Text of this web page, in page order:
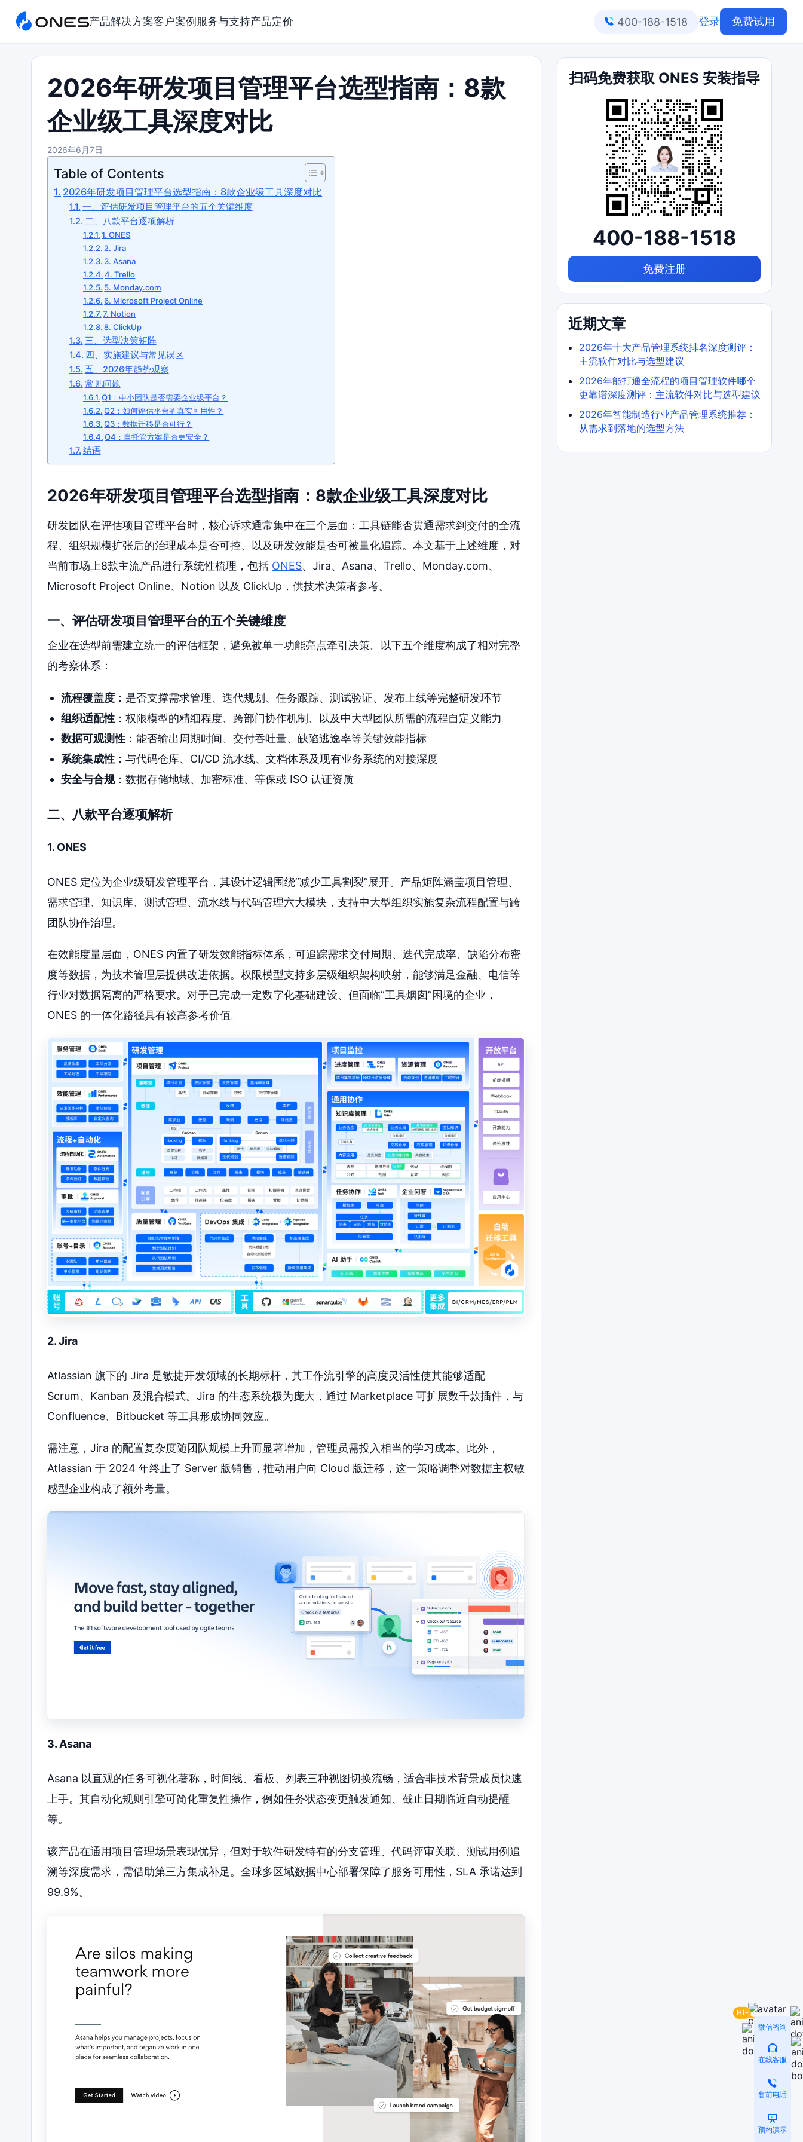
产品解决方案客户案例 服务与支持产品定价 400-188-1518 登录 免费试用
2026年研发项目管理平台选型指南：8款
企业级工具深度对比
2026年6月7日
Table of Contents
2026年研发项目管理平台选型指南：8款企业级工具深度对比
一、评估研发项目管理平台的五个关键维度
二、八款平台逐项解析
1. ONES
2. Jira
3. Asana
4. Trello
5. Monday.com
6. Microsoft Project Online
7. Notion
8. ClickUp
三、选型决策矩阵
四、实施建议与常见误区
五、2026年趋势观察
常见问题
Q1：中小团队是否需要企业级平台？
Q2：如何评估平台的真实可用性？
Q3：数据迁移是否可行？
Q4：自托管方案是否更安全？
结语
2026年研发项目管理平台选型指南：8款企业级工具深度对比
研发团队在评估项目管理平台时，核心诉求通常集中在三个层面：工具链能否贯通需求到交付的全流
程、组织规模扩张后的治理成本是否可控、以及研发效能是否可被量化追踪。本文基于上述维度，对
当前市场上8款主流产品进行系统性梳理，包括 ONES、Jira、Asana、Trello、Monday.com、
Microsoft Project Online、Notion 以及 ClickUp，供技术决策者参考。
一、评估研发项目管理平台的五个关键维度
企业在选型前需建立统一的评估框架，避免被单一功能亮点牵引决策。以下五个维度构成了相对完整
的考察体系：
流程覆盖度：是否支撑需求管理、迭代规划、任务跟踪、测试验证、发布上线等完整研发环节
组织适配性：权限模型的精细程度、跨部门协作机制、以及中大型团队所需的流程自定义能力
数据可观测性：能否输出周期时间、交付吞吐量、缺陷逃逸率等关键效能指标
系统集成性：与代码仓库、CI/CD 流水线、文档体系及现有业务系统的对接深度
安全与合规：数据存储地域、加密标准、等保或 ISO 认证资质
二、八款平台逐项解析
1. ONES
ONES 定位为企业级研发管理平台，其设计逻辑围绕”减少工具割裂”展开。产品矩阵涵盖项目管理、
需求管理、知识库、测试管理、流水线与代码管理六大模块，支持中大型组织实施复杂流程配置与跨
团队协作治理。
在效能度量层面，ONES 内置了研发效能指标体系，可追踪需求交付周期、迭代完成率、缺陷分布密
度等数据，为技术管理层提供改进依据。权限模型支持多层级组织架构映射，能够满足金融、电信等
行业对数据隔离的严格要求。对于已完成一定数字化基础建设、但面临”工具烟囱”困境的企业，
ONES 的一体化路径具有较高参考价值。
2. Jira
Atlassian 旗下的 Jira 是敏捷开发领域的长期标杆，其工作流引擎的高度灵活性使其能够适配
Scrum、Kanban 及混合模式。Jira 的生态系统极为庞大，通过 Marketplace 可扩展数千款插件，与
Confluence、Bitbucket 等工具形成协同效应。
需注意，Jira 的配置复杂度随团队规模上升而显著增加，管理员需投入相当的学习成本。此外，
Atlassian 于 2024 年终止了 Server 版销售，推动用户向 Cloud 版迁移，这一策略调整对数据主权敏
感型企业构成了额外考量。
3. Asana
Asana 以直观的任务可视化著称，时间线、看板、列表三种视图切换流畅，适合非技术背景成员快速
上手。其自动化规则引擎可简化重复性操作，例如任务状态变更触发通知、截止日期临近自动提醒
等。
该产品在通用项目管理场景表现优异，但对于软件研发特有的分支管理、代码评审关联、测试用例追
溯等深度需求，需借助第三方集成补足。全球多区域数据中心部署保障了服务可用性，SLA 承诺达到
99.9%。
扫码免费获取 ONES 安装指导
400-188-1518
免费注册
近期文章
2026年十大产品管理系统排名深度测评：
主流软件对比与选型建议
2026年能打通全流程的项目管理软件哪个
更靠谱深度测评：主流软件对比与选型建议
2026年智能制造行业产品管理系统推荐：
从需求到落地的选型方法
微信咨询
在线客服
售前电话
预约演示